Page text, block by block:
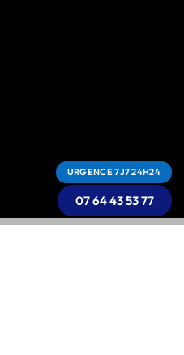
URGENCE 7J7 24H24
07 64 43 53 77